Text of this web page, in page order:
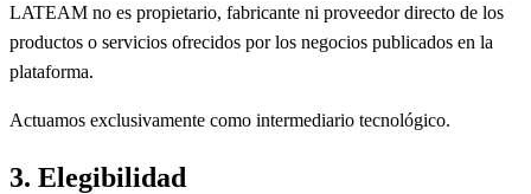
LATEAM no es propietario, fabricante ni proveedor directo de los
productos o servicios ofrecidos por los negocios publicados en la
plataforma.
Actuamos exclusivamente como intermediario tecnológico.
3. Elegibilidad